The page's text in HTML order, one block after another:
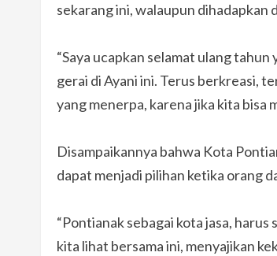
sekarang ini, walaupun
“Saya ucapkan selamat ulang
gerai di Ayani ini. Terus berkreasi,
yang menerpa, karena jika kita bisa
Disampaikannya bahwa Kota
dapat menjadi pilihan ketika orang
“Pontianak sebagai kota jasa,
kita lihat bersama ini, menyajikan